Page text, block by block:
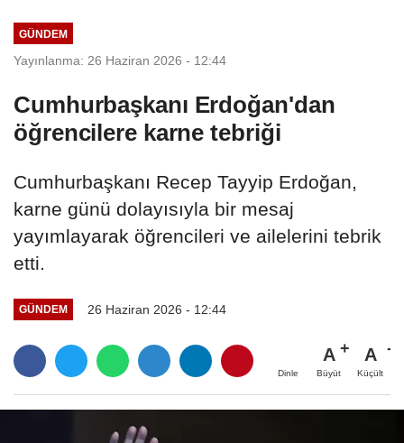
GÜNDEM
Yayınlanma: 26 Haziran 2026 - 12:44
Cumhurbaşkanı Erdoğan'dan
öğrencilere karne tebriği
Cumhurbaşkanı Recep Tayyip Erdoğan,
karne günü dolayısıyla bir mesaj
yayımlayarak öğrencileri ve ailelerini tebrik
etti.
GÜNDEM 26 Haziran 2026 - 12:44
Dinle
A
Büyüt
A
Küçült